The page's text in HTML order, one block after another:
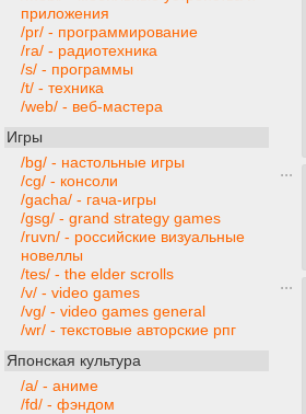
приложения
/pr/ - программирование
/ra/ - радиотехника
/s/ - программы
/t/ - техника
/web/ - веб-мастера
Игры
/bg/ - настольные игры
/cg/ - консоли
/gacha/ - гача-игры
/gsg/ - grand strategy games
/ruvn/ - российские визуальные
новеллы
/tes/ - the elder scrolls
/v/ - video games
/vg/ - video games general
/wr/ - текстовые авторские рпг
Японская культура
/a/ - аниме
/fd/ - фэндом